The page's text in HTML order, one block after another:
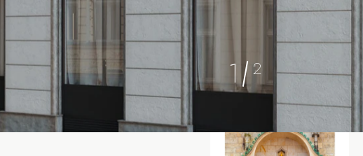
2 2